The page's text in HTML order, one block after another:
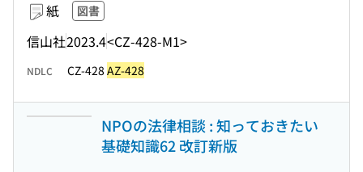
紙 図書
信山社2023.4<CZ-428-M1>
NDLC CZ-428 AZ-428
NPOの法律相談 : 知っておきたい
基礎知識62 改訂新版